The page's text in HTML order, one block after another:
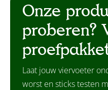
Onze
proberen?
Laat jouw viervoeter
worst en sticks testen